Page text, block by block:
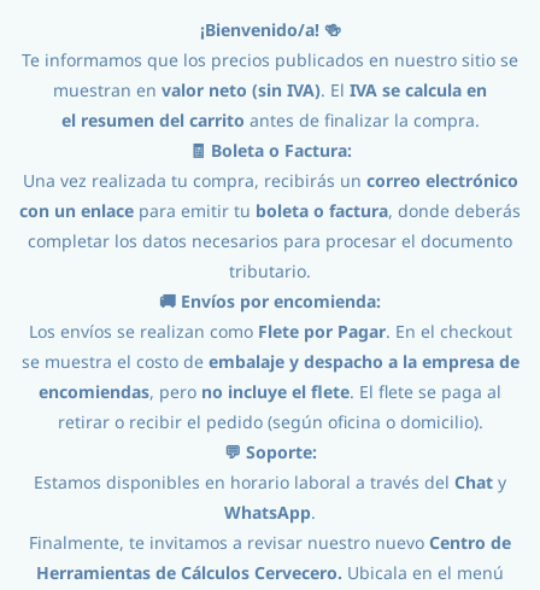
// Lupulos // Extracto //
Hopsteiner Salvo Zeus
¡Bienvenido/a! 🍻
Te informamos que los precios publicados en nuestro sitio se
muestran en valor neto (sin IVA). El IVA se calcula en
el resumen del carrito antes de finalizar la compra.
🧾 Boleta o Factura:
Una vez realizada tu compra, recibirás un correo electrónico
con un enlace para emitir tu boleta o factura, donde deberás
completar los datos necesarios para procesar el documento
tributario.
🚚 Envíos por encomienda:
Los envíos se realizan como Flete por Pagar. En el checkout
se muestra el costo de embalaje y despacho a la empresa de
encomiendas, pero no incluye el flete. El flete se paga al
retirar o recibir el pedido (según oficina o domicilio).
💬 Soporte:
Estamos disponibles en horario laboral a través del Chat y
WhatsApp.
Finalmente, te invitamos a revisar nuestro nuevo Centro de
Herramientas de Cálculos Cervecero. Ubicala en el menú